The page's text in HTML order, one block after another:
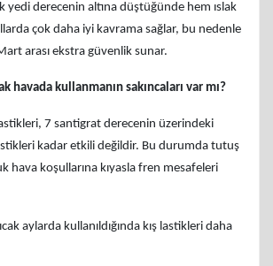
yedi derecenin altına düştüğünde hem ıslak
çok daha iyi kavrama sağlar, bu nedenle
arası ekstra güvenlik sunar.
havada kullanmanın sakıncaları var mı?
7 santigrat derecenin üzerindeki
kadar etkili değildir. Bu durumda tutuş
hava koşullarına kıyasla fren mesafeleri
aylarda kullanıldığında kış lastikleri daha